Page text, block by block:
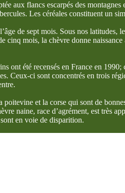
aux flancs escarpés des
Les céréales constituent un
de sept mois. Sous nos latitudes,
cinq mois, la chèvre donne
ont été recensés en France en
Ceux-ci sont concentrés en trois
poitevine et la corse qui sont de
naine, race d’agrément, est très
en voie de disparition.